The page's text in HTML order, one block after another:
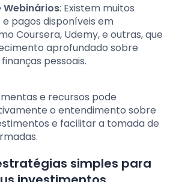
Webinários: Existem muitos
pagos disponíveis em
Coursera, Udemy, e outras, que
aprofundado sobre
pessoais.
e recursos pode
o entendimento sobre
e facilitar a tomada de
simples para